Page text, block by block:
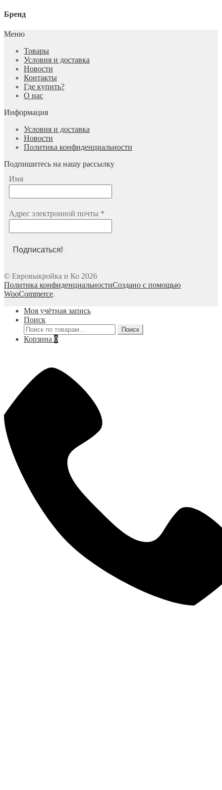
Бренд
Меню
Товары
Условия и доставка
Новости
Контакты
Где купить?
О нас
Информация
Условия и доставка
Новости
Политика конфиденциальности
Подпишитесь на нашу рассылку
Имя
Адрес электронной почты *
© Евровыкройка и Ко 2026
Политика конфиденциальностиСоздано с помощью
WooCommerce.
Моя учётная запись
Поиск
Искать:
Поиск
Корзина 0